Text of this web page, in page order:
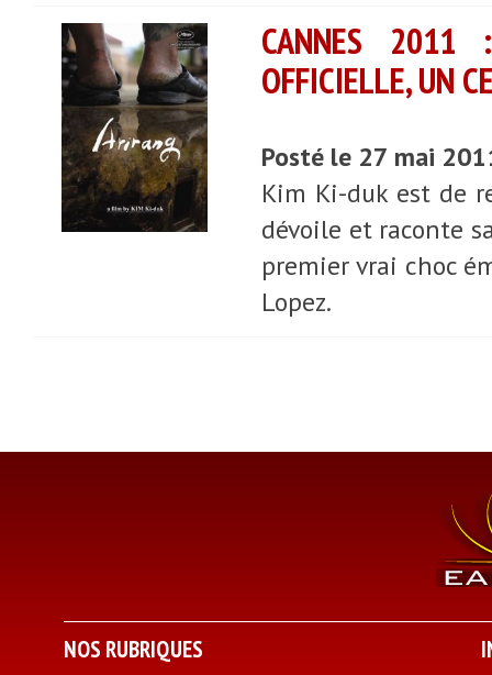
CANNES 2011
OFFICIELLE, UN
Posté le 27 mai
Kim Ki-duk est de
dévoile et raconte
premier vrai choc
Lopez.
NOS RUBRIQUES